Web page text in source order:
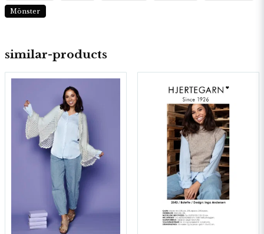
similar-products
Mönster